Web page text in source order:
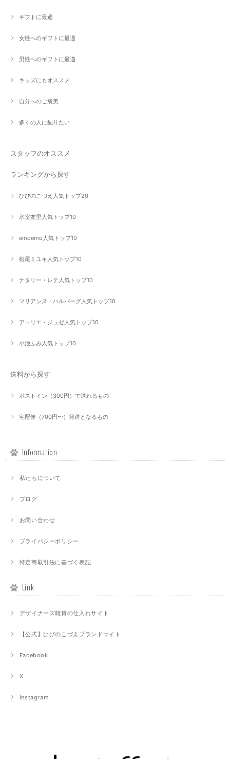
ギフトに最適
女性へのギフトに最適
男性へのギフトに最適
キッズにもオススメ
自分へのご褒美
多くの人に配りたい
スタッフのオススメ
ランキングから探す
ひびのこづえ人気トップ20
氷室友里人気トップ10
emoemo人気トップ10
松尾ミユキ人気トップ10
ナタリー・レテ人気トップ10
マリアンヌ・ハルバーグ人気トップ10
アトリエ・ジュゼ人気トップ10
小池ふみ人気トップ10
送料から探す
ポストイン（300円）で送れるもの
宅配便（700円〜）発送となるもの
Information
私たちについて
ブログ
お問い合わせ
プライバシーポリシー
特定商取引法に基づく表記
Link
デザイナーズ雑貨の仕入れサイト
【公式】ひびのこづえブランドサイト
Facebook
X
Instagram